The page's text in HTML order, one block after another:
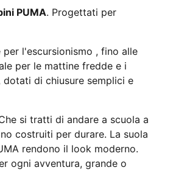
PUMA. Progettati per
l'escursionismo , fino alle
per le mattine fredde e i
dotati di chiusure semplici e
si tratti di andare a scuola a
costruiti per durare. La suola
rendono il look moderno.
ogni avventura, grande o